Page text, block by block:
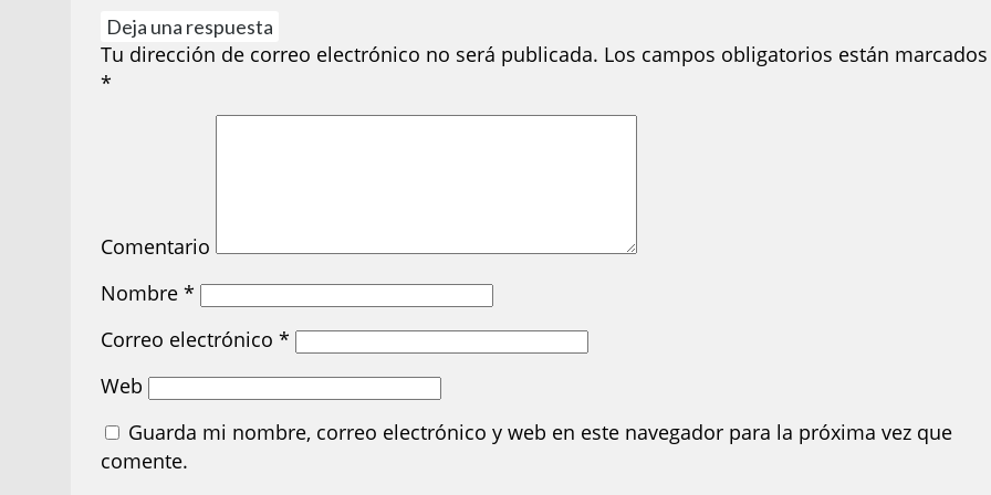
Deja una respuesta
Tu dirección de correo electrónico no será publicada. Los campos obligatorios están
*
Comentario
Nombre*
Correo electrónico*
Web
Guarda mi nombre, correo electrónico y web en este navegador para la próxima vez que
comente.